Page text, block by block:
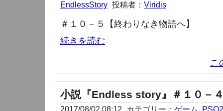
EndlessStory 投稿者： Viridis
＃１０－５【終わりなき物語へ】
続きを読む
こ
小説『Endless story』＃１０－
2017/08/02 08:12 カテゴリー： ゲーム, PSO2